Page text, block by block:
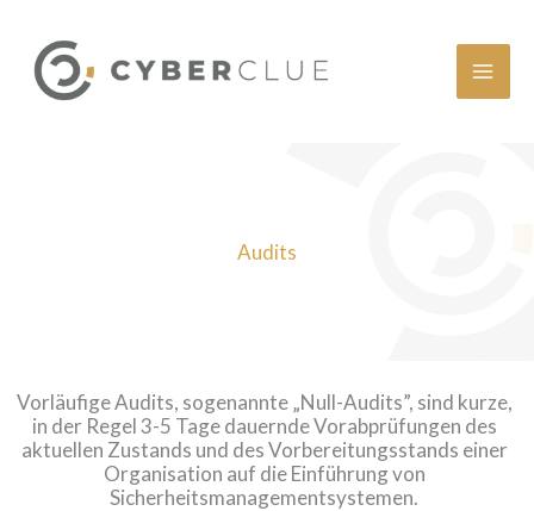
Inhalt
springen
Audits
Vorläufige Audits, sogenannte „Null-Audits”, sind kurze,
in der Regel 3-5 Tage dauernde Vorabprüfungen des
aktuellen Zustands und des Vorbereitungsstands einer
Organisation auf die Einführung von
Sicherheitsmanagementsystemen.